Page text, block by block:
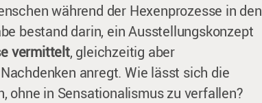
während der Hexenprozesse in den
bestand darin, ein Ausstellungskonzept
vermittelt, gleichzeitig aber
anregt. Wie lässt sich die
ohne in Sensationalismus zu verfallen?